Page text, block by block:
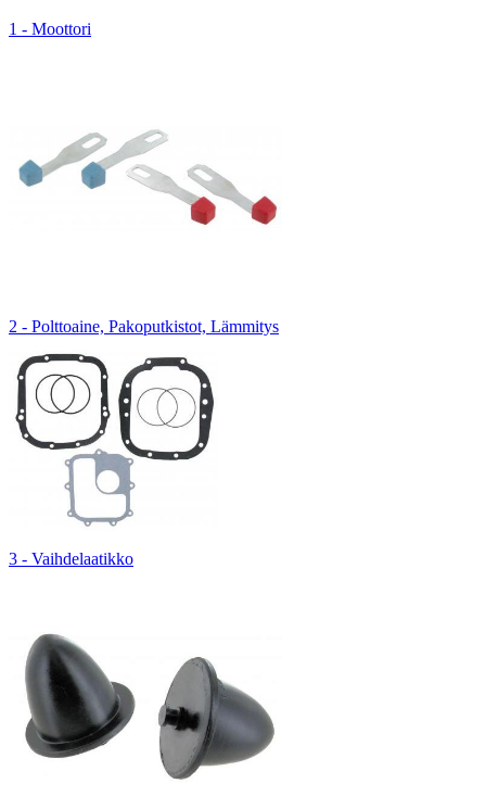
1 - Moottori
2 - Polttoaine, Pakoputkistot, Lämmitys
3 - Vaihdelaatikko